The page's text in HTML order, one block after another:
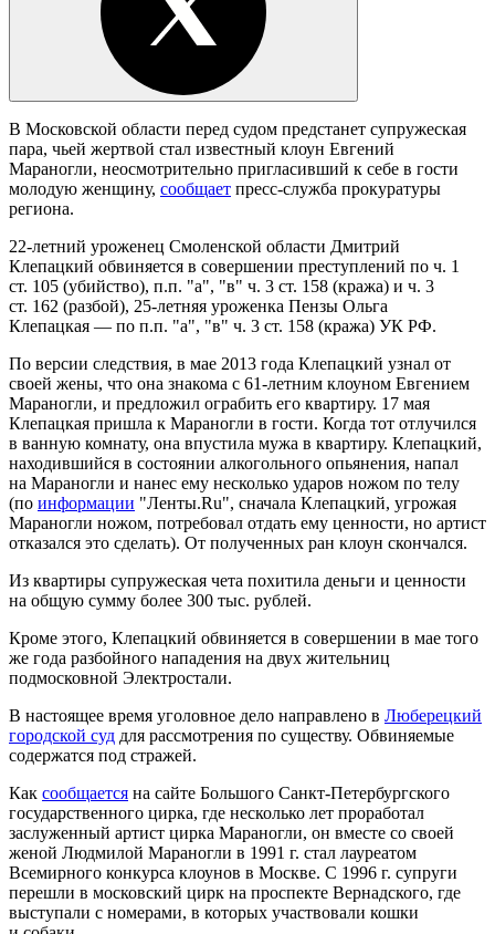
В Московской области перед судом предстанет супружеская
пара, чьей жертвой стал известный клоун Евгений
Мараногли, неосмотрительно пригласивший к себе в гости
молодую женщину, сообщает пресс-служба прокуратуры
региона.
22-летний уроженец Смоленской области Дмитрий
Клепацкий обвиняется в совершении преступлений по ч. 1
ст. 105 (убийство), п.п. "а", "в" ч. 3 ст. 158 (кража) и ч. 3
ст. 162 (разбой), 25-летняя уроженка Пензы Ольга
Клепацкая — по п.п. "а", "в" ч. 3 ст. 158 (кража) УК РФ.
По версии следствия, в мае 2013 года Клепацкий узнал от
своей жены, что она знакома с 61-летним клоуном Евгением
Мараногли, и предложил ограбить его квартиру. 17 мая
Клепацкая пришла к Мараногли в гости. Когда тот отлучился
в ванную комнату, она впустила мужа в квартиру. Клепацкий,
находившийся в состоянии алкогольного опьянения, напал
на Мараногли и нанес ему несколько ударов ножом по телу
(по информации "Ленты.Ru", сначала Клепацкий, угрожая
Мараногли ножом, потребовал отдать ему ценности, но артист
отказался это сделать). От полученных ран клоун скончался.
Из квартиры супружеская чета похитила деньги и ценности
на общую сумму более 300 тыс. рублей.
Кроме этого, Клепацкий обвиняется в совершении в мае того
же года разбойного нападения на двух жительниц
подмосковной Электростали.
В настоящее время уголовное дело направлено в Люберецкий
городской суд для рассмотрения по существу. Обвиняемые
содержатся под стражей.
Как сообщается на сайте Большого Санкт-Петербургского
государственного цирка, где несколько лет проработал
заслуженный артист цирка Мараногли, он вместе со своей
женой Людмилой Мараногли в 1991 г. стал лауреатом
Всемирного конкурса клоунов в Москве. С 1996 г. супруги
перешли в московский цирк на проспекте Вернадского, где
выступали с номерами, в которых участвовали кошки